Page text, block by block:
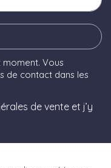
Vous
de contact dans les
de vente et j’y